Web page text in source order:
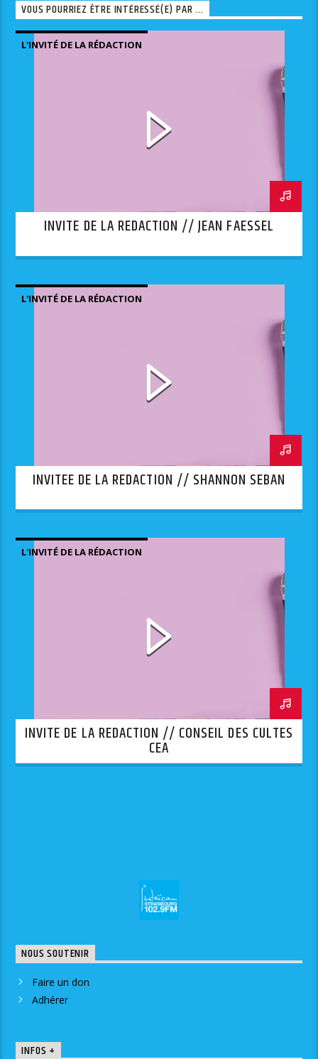
VOUS POURRIEZ ÊTRE INTÉRESSÉ(E) PAR ...
L'INVITÉ DE LA RÉDACTION
INVITE DE LA REDACTION // JEAN FAESSEL
L'INVITÉ DE LA RÉDACTION
INVITEE DE LA REDACTION // SHANNON SEBAN
L'INVITÉ DE LA RÉDACTION
INVITE DE LA REDACTION // CONSEIL DES CULTES
CEA
NOUS SOUTENIR
Faire un don
Adhérer
INFOS +